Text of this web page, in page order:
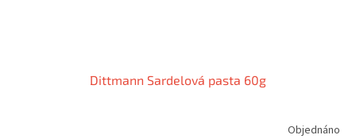
Dittmann Sardelová pasta 60g
Objednáno